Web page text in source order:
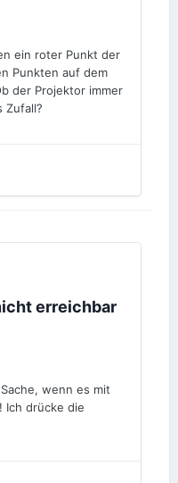
ein roter Punkt der
Punkten auf dem
der Projektor immer
Zufall?
erreichbar
wenn es mit
Ich drücke die